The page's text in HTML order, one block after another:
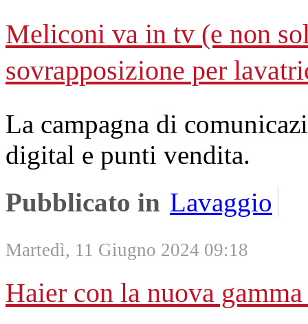
Meliconi va in tv (e non
sovrapposizione per
La campagna di
digital e punti vendita.
Pubblicato in Lavaggio
Martedì, 11 Giugno 2024 09:18
Haier con la nuova